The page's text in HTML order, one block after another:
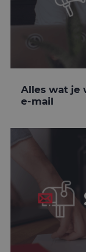
Alles wat je
e-mail